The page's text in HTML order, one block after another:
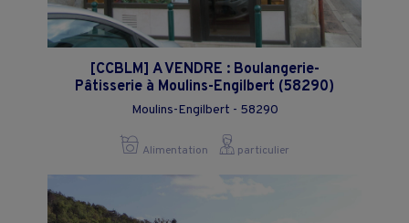
[CCBLM] A VENDRE : Boulangerie-
Pâtisserie à Moulins-Engilbert (58290)
Moulins-Engilbert - 58290
Alimentation particulier